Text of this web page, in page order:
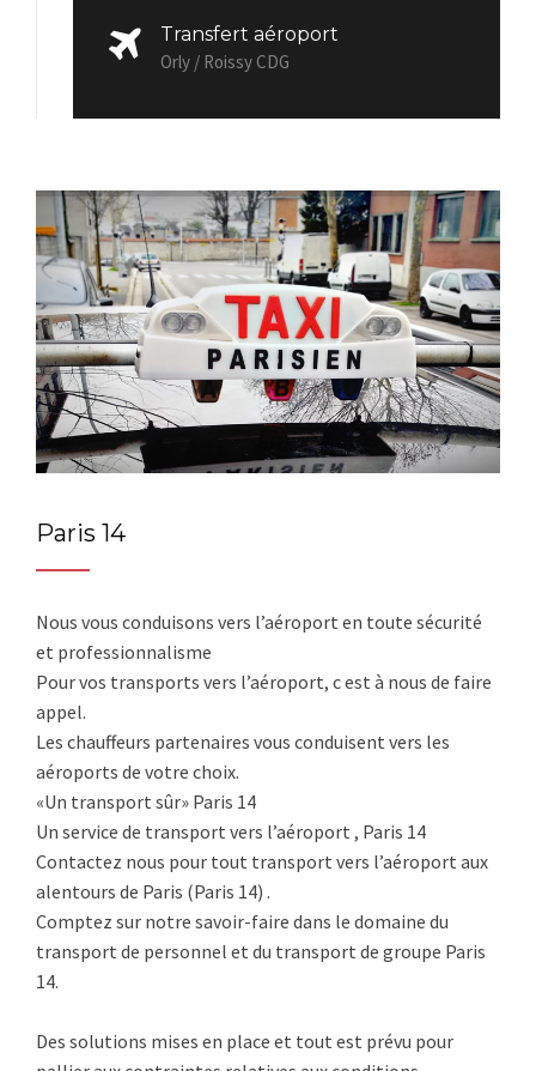
Transfert aéroport
Orly / Roissy CDG
Paris 14
Nous vous conduisons vers l’aéroport en toute sécurité
et professionnalisme
Pour vos transports vers l’aéroport, c est à nous de faire
appel.
Les chauffeurs partenaires vous conduisent vers les
aéroports de votre choix.
«Un transport sûr» Paris 14
Un service de transport vers l’aéroport , Paris 14
Contactez nous pour tout transport vers l’aéroport aux
alentours de Paris (Paris 14) .
Comptez sur notre savoir-faire dans le domaine du
transport de personnel et du transport de groupe Paris
14.
Des solutions mises en place et tout est prévu pour